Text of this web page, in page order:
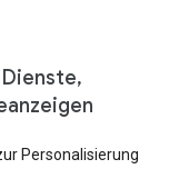
Personalisierung